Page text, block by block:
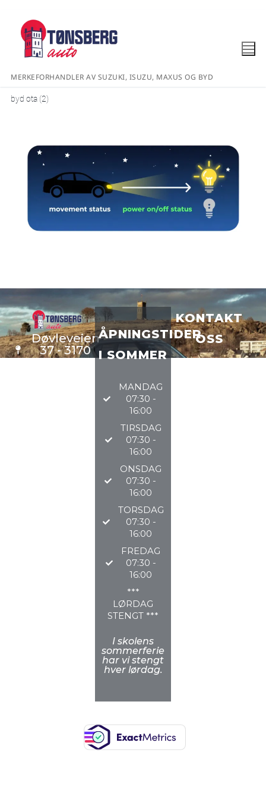
MERKEFORHANDLER AV SUZUKI, ISUZU, MAXUS OG BYD
byd ota (2)
Døvleveien
37 - 3170
Sem
ÅPNINGSTIDER
I SOMMER
MANDAG
07:30 -
16:00
TIRSDAG
07:30 -
16:00
ONSDAG
07:30 -
16:00
TORSDAG
07:30 -
16:00
FREDAG
07:30 -
16:00
***
LØRDAG
STENGT ***
I skolens
sommerferie
har vi stengt
hver lørdag.
KONTAKT
OSS